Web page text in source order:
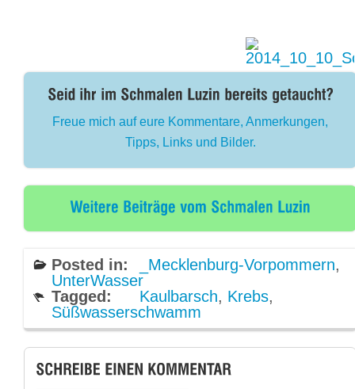
Freue mich auf eure Kommentare, Anmerkungen,
Tipps, Links und Bilder.
Posted in: _Mecklenburg-Vorpommern,
UnterWasser
Tagged:
Kaulbarsch, Krebs,
Süßwasserschwamm